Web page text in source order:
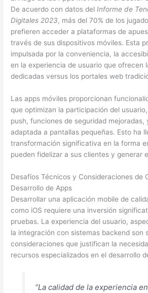
De acuerdo con datos del Informe de
Digitales 2023, más del70% de los
prefieren acceder a plataformas de
través de sus dispositivos móviles. Esta
impulsada por la conveniencia, la
en la experiencia de usuario que ofrecen
dedicadas versus los portales web
Las apps móviles proporcionan
que optimizan la participación del
push, funciones de seguridad mejoradas,
adaptada a pantallas pequeñas. Esto ha
transformación significativa en la forma
pueden fidelizar a sus clientes y generar
Desafíos Técnicos y Consideraciones de
Desarrollo de Apps
Desarrollar una aplicación mobile de
como iOS requiere una inversión
pruebas. La experiencia del usuario,
la integración con sistemas backend son
consideraciones que justifican la
recursos especializados en el desarrollo
“La calidad de la experiencia